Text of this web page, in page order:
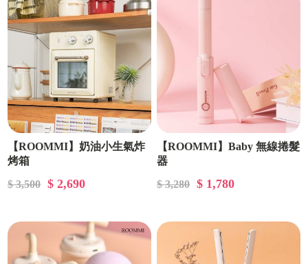
【ROOMMI】奶油小生氣炸
烤箱
$ 3,500
$ 2,690
【ROOMMI】Baby 無線捲髮
器
$ 3,280
$ 1,780